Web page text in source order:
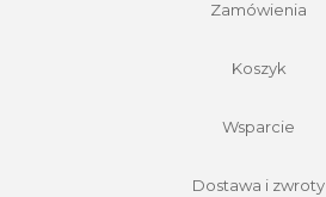
Zamówienia
Koszyk
Wsparcie
Dostawa i zwroty